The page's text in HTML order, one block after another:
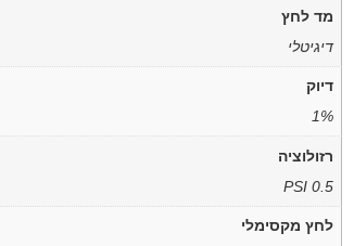
מד לחץ
דיגיטלי
דיוק
1%
רזולוציה
0.5 PSI
לחץ מקסימלי